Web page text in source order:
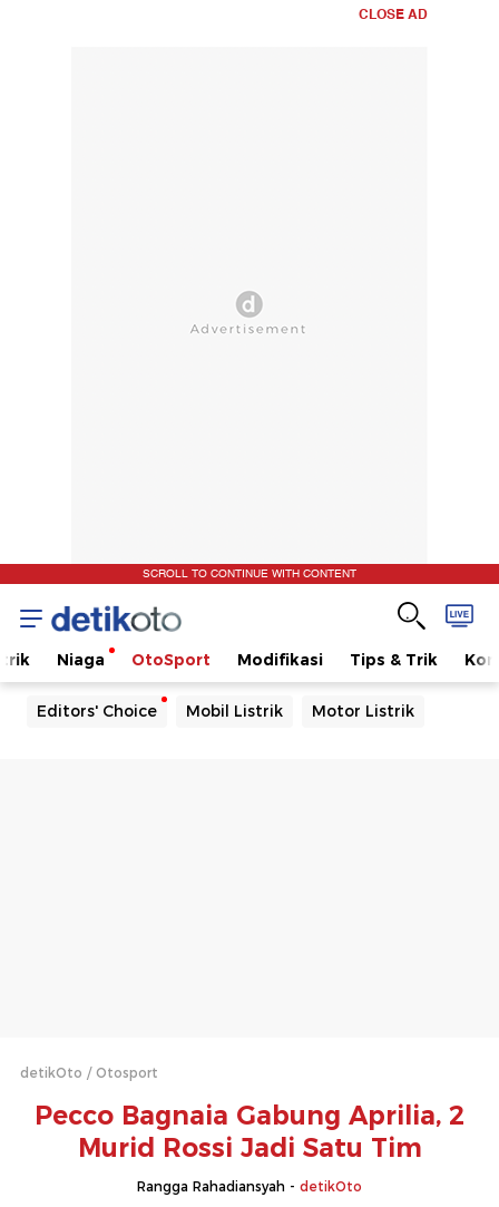
CLOSE AD
SCROLL TO CONTINUE WITH CONTENT
Niaga OtoSport Modifikasi Tips & Trik
Editors' Choice Mobil Listrik Motor Listrik
detikOto Otosport
Pecco Bagnaia Gabung Aprilia, 2
Murid Rossi Jadi Satu Tim
Rangga Rahadiansyah - detikOto